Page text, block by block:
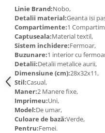
Linie Brand:Nobo,
Detalii material:Geanta isi
Compartimente:1
Captuseala:Material textil,
Sistem inchidere:Fermoar,
Buzunare:1 interior cu
Detalii:Detalii metalice aurii,
Dimensiune (cm):28x32x11,
Stil:Casual,
Maner:2 Manere fixe,
Imprimeu:Uni,
Model:De umar,
Culoare de bază:Verde,
Pentru:Femei.